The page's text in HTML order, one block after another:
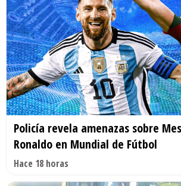
Policía revela amenazas sobre
Ronaldo en Mundial de Fútbol
Hace 18 horas